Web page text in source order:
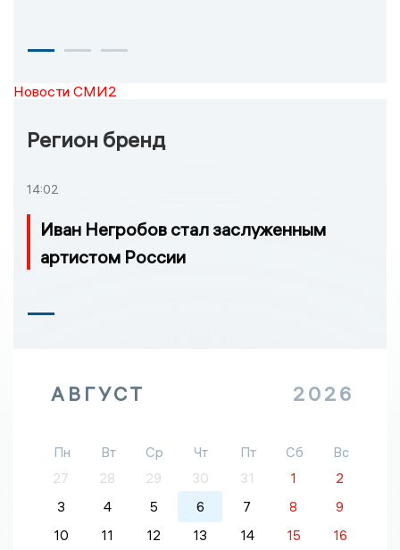
Новости СМИ2
Регион бренд
14:02
Иван Негробов стал заслуженным
артистом России
АВГУСТ 2026
Пн Вт Ср Чт Пт Сб
Вс
27
28 29 30 31 1
2
3
4 5 6 7 8
9
10
11 12 13 14 15
16